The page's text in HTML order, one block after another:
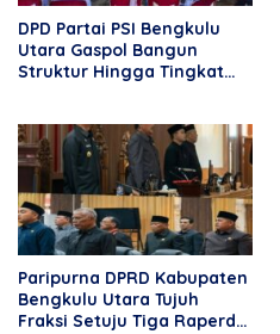
DPD Partai PSI Bengkulu
Utara Gaspol Bangun
Struktur Hingga Tingkat
Paripurna DPRD Kabupaten
Bengkulu Utara Tujuh
Fraksi Setuju Tiga Raperda